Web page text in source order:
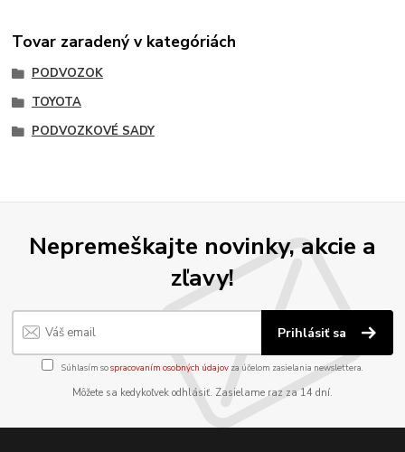
Tovar zaradený v kategóriách
PODVOZOK
TOYOTA
PODVOZKOVÉ SADY
Nepremeškajte novinky, akcie a
zľavy!
Prihlásiť sa
Súhlasím sospracovaním osobných údajov za účelom zasielania newslettera.
Môžete sa kedykoľvek odhlásiť. Zasielame raz za 14 dní.